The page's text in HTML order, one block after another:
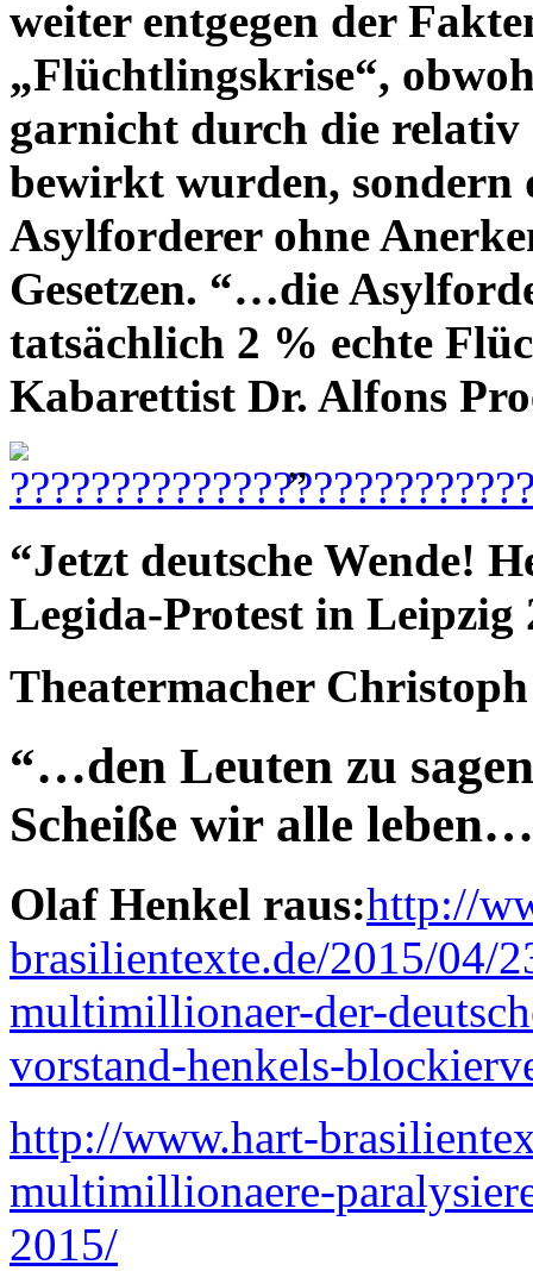
weiter entgegen der
„Flüchtlingskrise“,
garnicht durch die
bewirkt wurden, sondern
Asylforderer ohne
Gesetzen. “…die
tatsächlich 2 % echte
Kabarettist Dr. Alfons
”
“Jetzt deutsche Wende!
Legida-Protest in Leipzig
Theatermacher
“…den Leuten zu
Scheiße wir alle
Olaf Henkel raus:http://
brasilientexte.de/2015/04/
multimillionaer-der-
vorstand-henkels-
http://www.hart-
multimillionaere-
2015/